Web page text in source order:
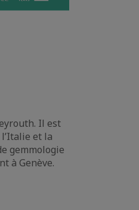
Il est
et la
gemmologie
à Genève.